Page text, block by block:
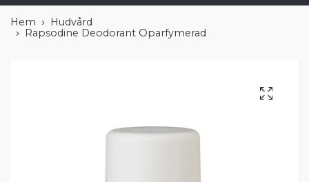
Hem
Hudvård
Rapsodine Deodorant Oparfymerad